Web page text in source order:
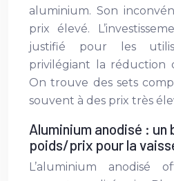
aluminium. Son
prix élevé.
justifié pour les
privilégiant la réduction
On trouve des sets
souvent à des prix très
Aluminium anodisé : un
poids/prix pour la
L’aluminium anodisé